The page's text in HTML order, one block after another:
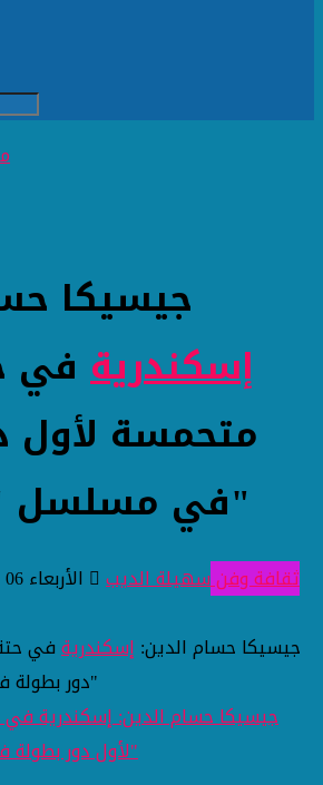
جيسيكا
إسكندرية في
متحمسة لأول
في مسلسل "أندر إيدج"
ثقافة وفنسهيلة الديب
الأربعاء 06 مايو 2026 09:48 مساءً
جيسيكا حسام الدين: إسكندريةفي
دور بطولة في مسلسل "أندر إيدج"